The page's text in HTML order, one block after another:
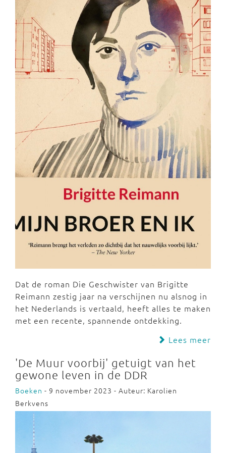
Dat de roman Die Geschwister van Brigitte
Reimann zestig jaar na verschijnen nu alsnog in
het Nederlands is vertaald, heeft alles te maken
met een recente, spannende ontdekking.
Lees meer
'De Muur voorbij' getuigt van het
gewone leven in de DDR
Boeken - 9 november 2023 - Auteur: Karolien
Berkvens